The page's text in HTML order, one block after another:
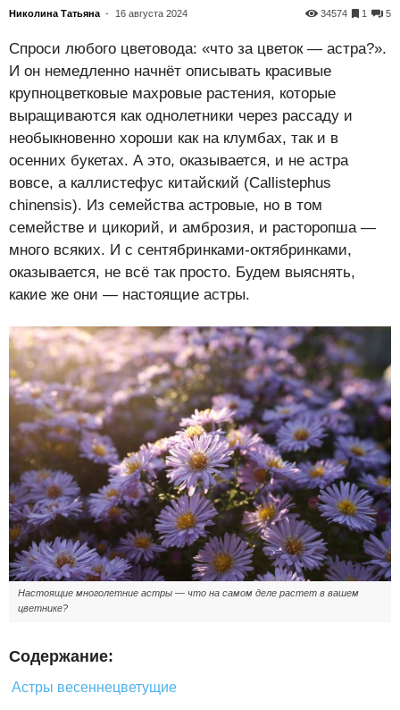
Николина Татьяна - 16 августа 2024 5
1
34574
Спроси любого цветовода: «что за цветок — астра?».
И он немедленно начнёт описывать красивые
крупноцветковые махровые растения, которые
выращиваются как однолетники через рассаду и
необыкновенно хороши как на клумбах, так и в
осенних букетах. А это, оказывается, и не астра
вовсе, а каллистефус китайский (Callistephus
chinensis). Из семейства астровые, но в том
семействе и цикорий, и амброзия, и расторопша —
много всяких. И с сентябринками-октябринками,
оказывается, не всё так просто. Будем выяснять,
какие же они — настоящие астры.
Настоящие многолетние астры — что на самом деле растет в вашем
цветнике?
Содержание:
Астры весеннецветущие